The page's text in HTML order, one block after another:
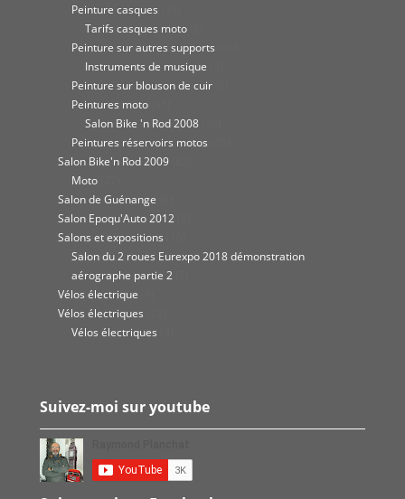
Peinture casques
Tarifs casques moto
Peinture sur autres supports
Instruments de musique
Peinture sur blouson de cuir
Peintures moto
Salon Bike 'n Rod 2008
Peintures réservoirs motos
Salon Bike'n Rod 2009
Moto
Salon de Guénange
Salon Epoqu'Auto 2012
Salons et expositions
Salon du 2 roues Eurexpo 2018 démonstration
aérographe partie 2
Vélos électrique
Vélos électriques
Vélos électriques
Suivez-moi sur youtube